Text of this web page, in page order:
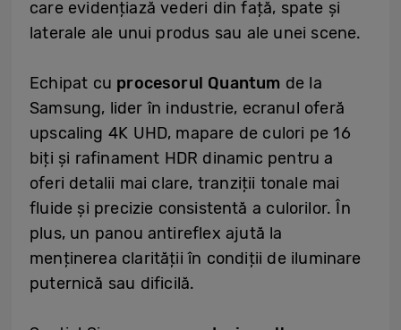
care evidențiază vederi din față, spate și
laterale ale unui produs sau ale unei scene.
Echipat cu procesorul Quantum de la
Samsung, lider în industrie, ecranul oferă
upscaling 4K UHD, mapare de culori pe 16
biți și rafinament HDR dinamic pentru a
oferi detalii mai clare, tranziții tonale mai
fluide și precizie consistentă a culorilor. În
plus, un panou antireflex ajută la
menținerea clarității în condiții de iluminare
puternică sau dificilă.